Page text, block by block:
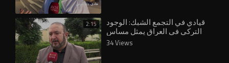
2:15 قيادي في التجمع الشبك: الوجود
التركي في العراق يمثل مساس
بالسيادة العراقية
34 Views